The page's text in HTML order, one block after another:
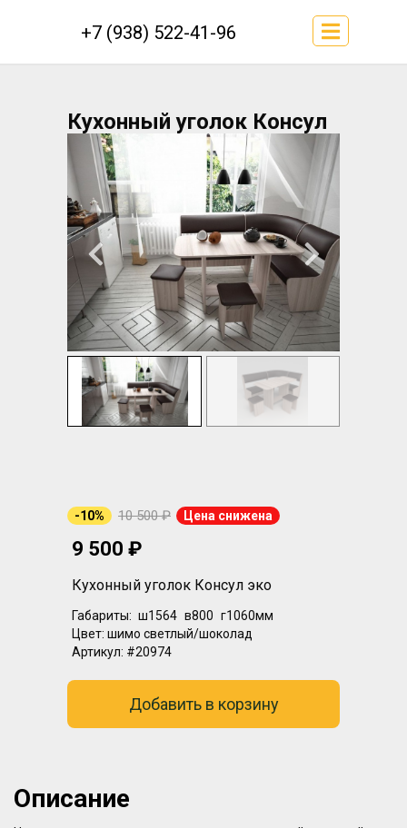
+7 (938) 522-41-96
Кухонный уголок Консул
эко
-10% 10 500 ₽ Цена снижена
9 500 ₽
Кухонный уголок Консул эко
Габариты: ш1564 в800 г1060мм
Цвет: шимо светлый/шоколад
Артикул: #20974
Добавить в корзину
Описание